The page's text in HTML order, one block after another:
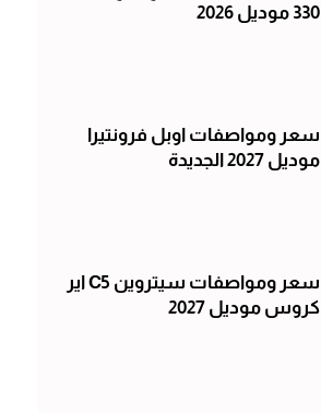
330 موديل 2026
سعر ومواصفات اوبل فرونتيرا
موديل 2027 الجديدة
سعر ومواصفات سيتروين C5 اير
كروس موديل 2027